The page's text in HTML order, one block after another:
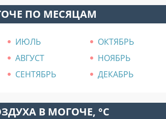
ПО МЕСЯЦАМ
ИЮЛЬ
ОКТЯБРЬ
АВГУСТ
НОЯБРЬ
СЕНТЯБРЬ ДЕКАБРЬ
В МОГОЧЕ, °C